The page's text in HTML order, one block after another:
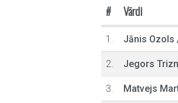
# Vārdi
1. Jānis Ozols
2. Jegors
3. Matvejs